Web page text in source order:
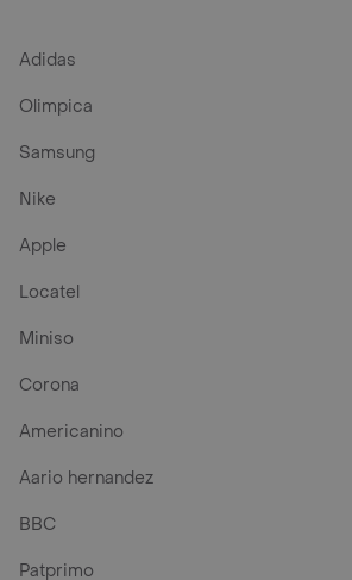
Adidas
Olimpica
Samsung
Nike
Apple
Locatel
Miniso
Corona
Americanino
Aario hernandez
BBC
Patprimo